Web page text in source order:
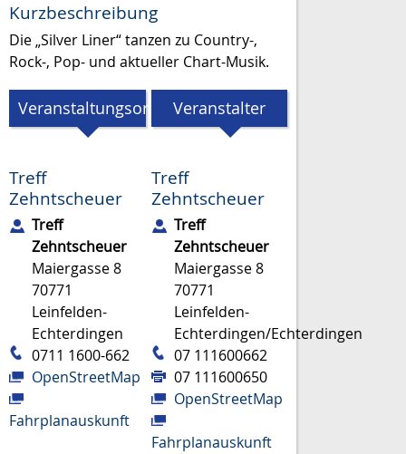
Kurzbeschreibung
Die „Silver Liner“ tanzen zu Country-,
Rock-, Pop- und aktueller Chart-Musik.
Veranstaltungsort
Treff
Zehntscheuer
Treff
Zehntscheuer
Maiergasse 8
70771
Leinfelden-
Echterdingen
0711 1600-662
OpenStreetMap
Fahrplanauskunft
Veranstalter
Treff
Zehntscheuer
Treff
Zehntscheuer
Maiergasse 8
70771
Leinfelden-
Echterdingen/Echterdingen
07 111600662
07 111600650
OpenStreetMap
Fahrplanauskunft